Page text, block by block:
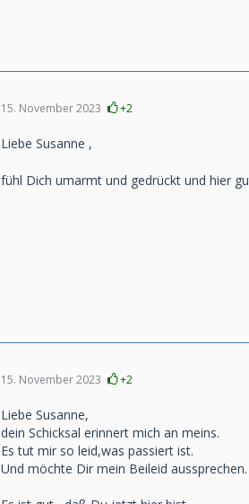
15. November 2023 +2
Liebe Susanne ,
fühl Dich umarmt und gedrückt und hier
15. November 2023 +2
Liebe Susanne,
dein Schicksal erinnert mich an meins.
Es tut mir so leid,was passiert ist.
Und möchte Dir mein Beileid aussprechen.